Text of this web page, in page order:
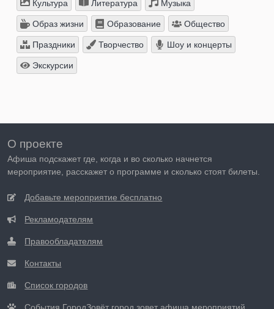
Культура Литература Музыка
Образ жизни Образование Общество
Праздники Творчество Шоу и концерты
Экскурсии
О проекте
Афиша подскажет где, когда и во сколько начнется
мероприятие, расскажет о программе и сколько стоят билеты.
Добавьте мероприятие бесплатно
Рекламодателям
Правообладателям
Контакты
Список городов